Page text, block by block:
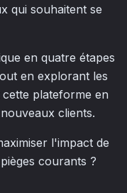
qui souhaitent se
en quatre étapes
en explorant les
plateforme en
clients.
l'impact de
courants ?